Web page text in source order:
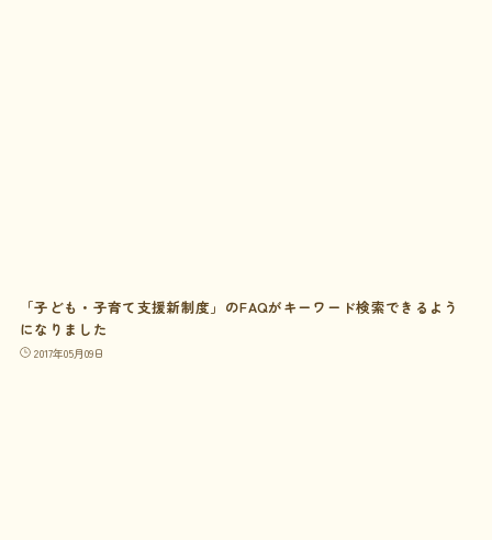
「子ども・子育て支援新制度」のFAQがキーワード検索できるよう
になりました
2017年05月09日